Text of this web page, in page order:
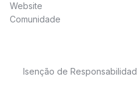
Website
Comunidade
Isenção de